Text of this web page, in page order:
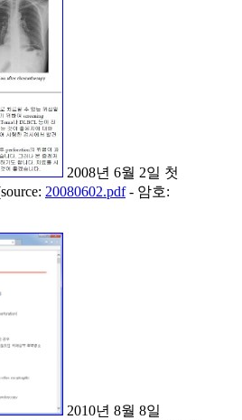
2008년 6월 2일 첫
20080602.pdf- 암호:
2010년 8월 8일